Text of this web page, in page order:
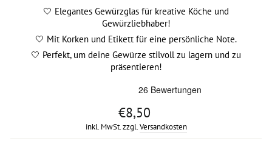
🤍 Elegantes Gewürzglas für kreative Köche und
Gewürzliebhaber!
🤍 Mit Korken und Etikett für eine persönliche Note.
🤍 Perfekt, um deine Gewürze stilvoll zu lagern und zu
präsentieren!
Normaler
Preis
€8,50
inkl. MwSt. zzgl. Versandkosten